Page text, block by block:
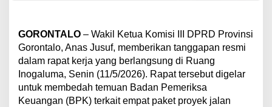
GORONTALO – Wakil Ketua Komisi III DPRD Provinsi
Gorontalo, Anas Jusuf, memberikan tanggapan resmi
dalam rapat kerja yang berlangsung di Ruang
Inogaluma, Senin (11/5/2026). Rapat tersebut digelar
untuk membedah temuan Badan Pemeriksa
Keuangan (BPK) terkait empat paket proyek jalan